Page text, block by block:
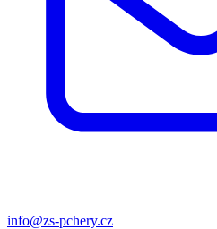
info@zs-pchery.cz